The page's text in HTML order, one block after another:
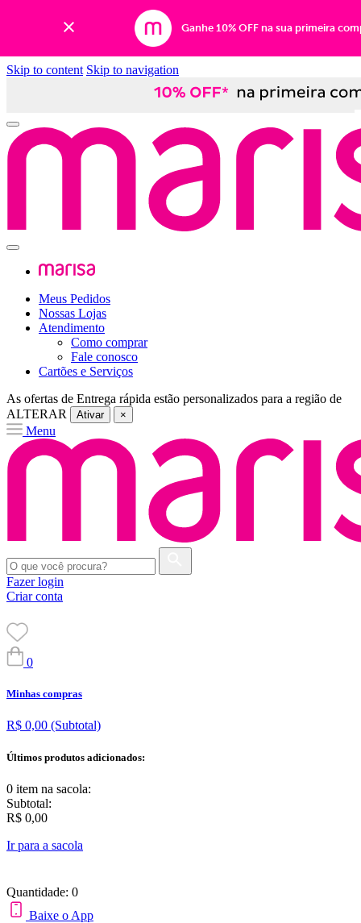
Ganhe 10% OFF na sua primeira
Skip to content Skip to navigation
Meus Pedidos
Nossas Lojas
Atendimento
Como comprar
Fale conosco
Cartões e Serviços
As ofertas de Entrega rápida estão personalizados para a região de
ALTERAR
Ativar ×
Menu
Fazer login
Criar conta
0
Minhas compras
R$ 0,00 (Subtotal)
Últimos produtos adicionados:
0 item na sacola:
Subtotal:
R$ 0,00
Ir para a sacola
Quantidade: 0
Baixe o App